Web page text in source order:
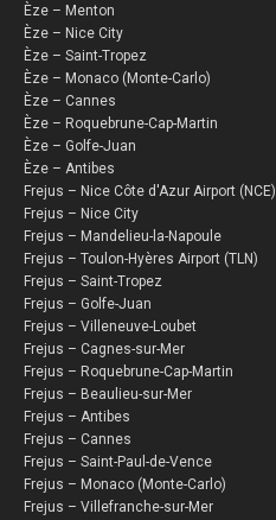
Èze – Menton
Èze – Nice City
Èze – Saint-Tropez
Èze – Monaco (Monte-Carlo)
Èze – Cannes
Èze – Roquebrune-Cap-Martin
Èze – Golfe-Juan
Èze – Antibes
Frejus – Nice Côte d'Azur Airport (NCE)
Frejus – Nice City
Frejus – Mandelieu-la-Napoule
Frejus – Toulon-Hyères Airport (TLN)
Frejus – Saint-Tropez
Frejus – Golfe-Juan
Frejus – Villeneuve-Loubet
Frejus – Cagnes-sur-Mer
Frejus – Roquebrune-Cap-Martin
Frejus – Beaulieu-sur-Mer
Frejus – Antibes
Frejus – Cannes
Frejus – Saint-Paul-de-Vence
Frejus – Monaco (Monte-Carlo)
Frejus – Villefranche-sur-Mer